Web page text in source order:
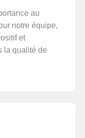
au
notre équipe,
et
la qualité de